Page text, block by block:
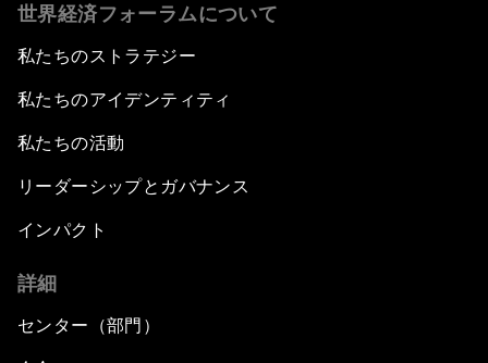
世界経済フォーラムについて
私たちのストラテジー
私たちのアイデンティティ
私たちの活動
リーダーシップとガバナンス
インパクト
詳細
センター（部門）